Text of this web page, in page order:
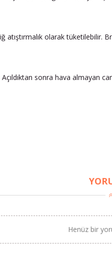
atıştırmalık olarak
sonra hava almayan
Henüz bir
BU